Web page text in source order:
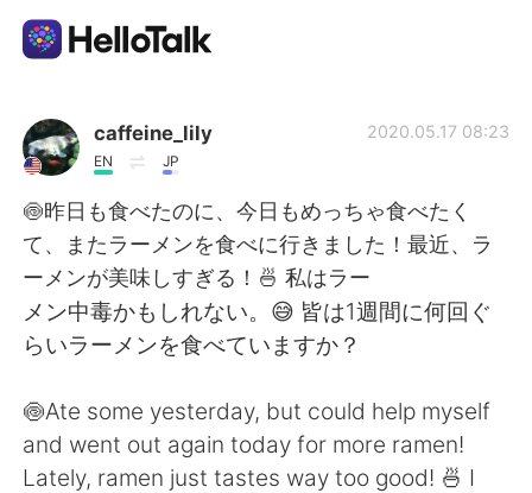
Language Exchange App
AI Grammar Checker
English
简体中文 繁體中文
Español العربية
Français Deutsch
caffeine_lily
EN JP
2020.05.17 08:23
🍥昨日も食べたのに、今日もめっちゃ食べたく
て、またラーメンを食べに行きました！最近、ラ
ーメンが美味しすぎる！🍜 私はラー
メン中毒かもしれない。😅 皆は1週間に何回ぐ
らいラーメンを食べていますか？
🍥Ate some yesterday, but could help myself
and went out again today for more ramen!
Lately, ramen just tastes way too good! 🍜 I